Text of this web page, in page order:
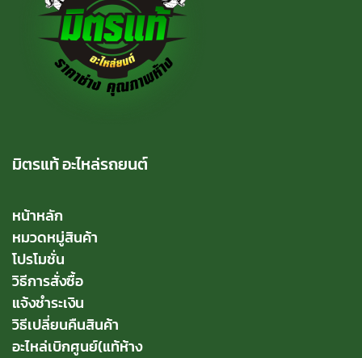
มิตรแท้ อะไหล่รถยนต์
หน้าหลัก
หมวดหมู่สินค้า
โปรโมชั่น
วิธีการสั่งซื้อ
แจ้งชำระเงิน
วิธีเปลี่ยนคืนสินค้า
อะไหล่เบิกศูนย์(แท้ห้าง